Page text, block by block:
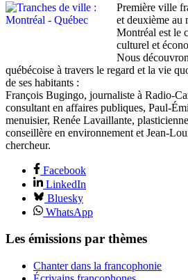
Première ville
et deuxième au
Montréal est le
culturel et
Nous
québécoise à travers le regard et la vie
de ses habitants :
François Bugingo, journaliste à Radio-
consultant en affaires publiques, Paul-
menuisier, Renée Lavaillante,
conseillère en environnement et Jean-
chercheur.
Facebook
LinkedIn
Bluesky
WhatsApp
Les émissions par thèmes
Chanter dans la francophonie